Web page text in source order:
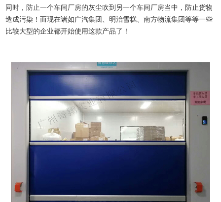
同时，防止一个车间厂房的灰尘吹到另一个车间厂房当中，防止货物
造成污染！而现在诸如广汽集团、明治雪糕、南方物流集团等等一些
比较大型的企业都开始使用这款产品了！